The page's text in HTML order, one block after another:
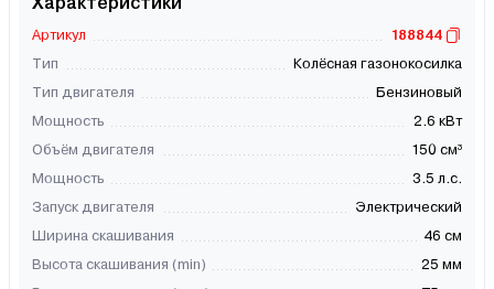
Артикул
188844
Тип
Колёсная газонокосилка
Тип двигателя
Бензиновый
Мощность
2.6 кВт
Объём двигателя
150 см³
Мощность
3.5 л.с.
Запуск двигателя
Электрический
Ширина скашивания
46 см
Высота скашивания (min)
25 мм